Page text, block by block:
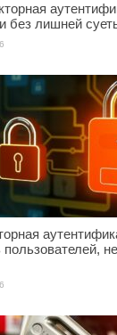
без лишней
пользователей,